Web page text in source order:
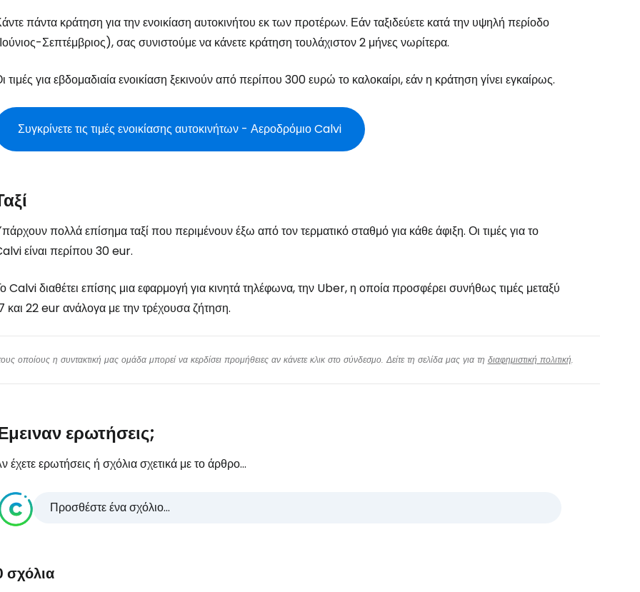
πάντα κράτηση για την ενοικίαση αυτοκινήτου εκ των προτέρων. Εάν ταξιδεύετε κατά την υψηλή περίοδο
Σεπτέμβριος), σας συνιστούμε να κάνετε κράτηση τουλάχιστον 2 μήνες νωρίτερα.
τιμές για εβδομαδιαία ενοικίαση ξεκινούν από περίπου 300 ευρώ το καλοκαίρι, εάν η κράτηση γίνει εγκαίρως.
Συγκρίνετε τις τιμές ενοικίασης αυτοκινήτων - Αεροδρόμιο Calvi
πολλά επίσημα ταξί που περιμένουν έξω από τον τερματικό σταθμό για κάθε άφιξη. Οι τιμές για το
είναι περίπου 30 eur.
Calvi διαθέτει επίσης μια εφαρμογή για κινητά τηλέφωνα, την Uber, η οποία προσφέρει συνήθως τιμές μεταξύ
και 22 eur ανάλογα με την τρέχουσα ζήτηση.
οποίους η συντακτική μας ομάδα μπορεί να κερδίσει προμήθειες αν κάνετε κλικ στο σύνδεσμο. Δείτε τη σελίδα μας για τη διαφημιστική πολιτική.
ερωτήσεις;
έχετε ερωτήσεις ή σχόλια σχετικά με το άρθρο...
Προσθέστε ένα σχόλιο...
σχόλια
Συνεχίστε με το Facebook
Συνεχίστε με email